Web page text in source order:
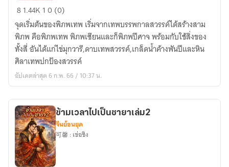
สาม
ชาติ
ภพ
ที่
เรา
คลาด
กัน
81.44K 10 (0)
จุดเริ่มต้นของพิภพเทพ เริ่มจากเทพบรรพกาลสวรรค์ได้สร้างสาม
พิภพ คือพิภพเทพ พิภพเซียนและก็พิภพปีศาจ พร้อมกับใช้สิ่งของ
ทั้งสี่ อันได้แก่ไข่มุกวารี,ดาบเทพสวรรค์,เกล็ดน้ำค้างพันปีและหิน
ศิลาเทพปกป้องสวรรค์
อัปเดตล่าสุด 6 ก.พ. 66 / 10:37 น.
ข้ามเวลาไปเป็นชายาเล่ม2
จีนย้อนยุค
可馨 : เข่อซิง